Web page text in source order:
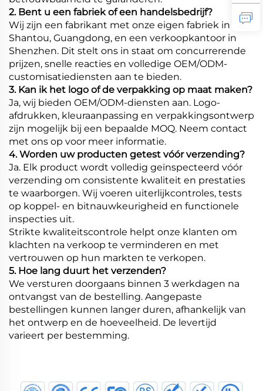
2. Bent u een fabriek of een handelsbedrijf?
Wij zijn een fabrikant met onze eigen fabriek in
Shantou, Guangdong, en een verkoopkantoor in
Shenzhen. Dit stelt ons in staat om concurrerende
prijzen, snelle reacties en volledige OEM/ODM-
customisatiediensten aan te bieden.
3. Kan ik het logo of de verpakking op maat maken?
Ja, wij bieden OEM/ODM-diensten aan. Logo-
afdrukken, kleuraanpassing en verpakkingsontwerp
zijn mogelijk bij een bepaalde MOQ. Neem contact
met ons op voor meer informatie.
4. Worden uw producten getest vóór verzending?
Ja. Elk product wordt volledig geïnspecteerd vóór
verzending om consistente kwaliteit en prestaties
te waarborgen. Wij voeren uiterlijkcontroles, tests
op koppel- en bitnauwkeurigheid en functionele
inspecties uit.
Strikte kwaliteitscontrole helpt onze klanten om
klachten na verkoop te verminderen en met
vertrouwen op hun markten te verkopen.
5. Hoe lang duurt het verzenden?
We versturen doorgaans binnen 3 werkdagen na
ontvangst van de bestelling. Aangepaste
bestellingen kunnen langer duren, afhankelijk van
het ontwerp en de hoeveelheid. De levertijd
varieert per bestemming.